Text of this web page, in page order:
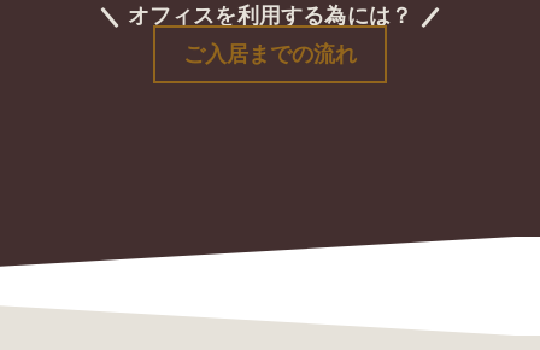
オフィスを利用する為には？
ご入居までの流れ